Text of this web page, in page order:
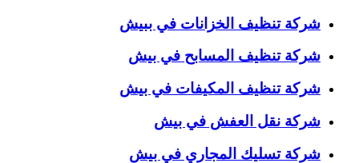
شركة تنظيف الخزانات في ببيش
شركة تنظيف المسابح في بيش
شركة تنظيف المكيفات في بيش
شركة نقل العفش في بيش
شركة تسليك المجاري في بيش